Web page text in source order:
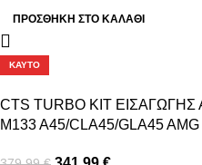
ΠΡΟΣΘΉΚΗ ΣΤΟ ΚΑΛΆΘΙ
ΚΑΥΤΌ
CTS TURBO ΚΙΤ ΕΙΣΑΓΩΓΗΣ
M133 A45/CLA45/GLA45 AMG